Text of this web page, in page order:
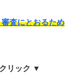
査にとおるため
リック ▼